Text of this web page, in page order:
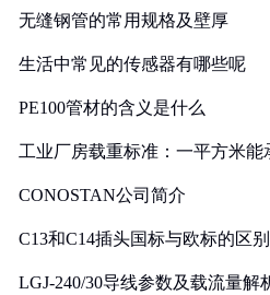
无缝钢管的常用规格及壁厚
生活中常见的传感器有哪些呢
PE100管材的含义是什么
工业厂房载重标准：一平方米能
CONOSTAN公司简介
C13和C14插头国标与欧标的区
LGJ-240/30导线参数及载流量解